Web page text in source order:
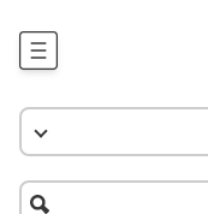
وبلاگ
جاذبه گردشگری